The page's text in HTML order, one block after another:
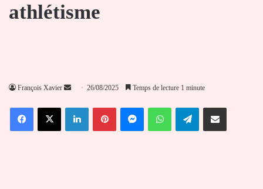
athlétisme
François Xavier
Envoyer
courriel
26/08/2025 Temps de lecture 1 minute
FacebookX LinkedinPinterestMessengerWhatsAppTelegramPartager par email